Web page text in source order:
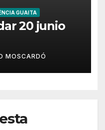
GUAITA
20 junio
MOSCARDÓ